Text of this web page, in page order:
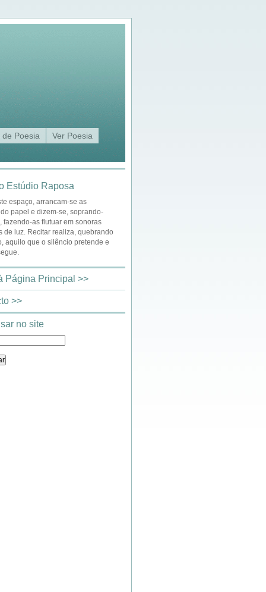
de Poesia Ver Poesia
Estúdio Raposa
espaço, arrancam-se as
papel e dizem-se, soprando-
fazendo-as flutuar em sonoras
de luz. Recitar realiza, quebrando
aquilo que o silêncio pretende e
Página Principal >>
>>
no site